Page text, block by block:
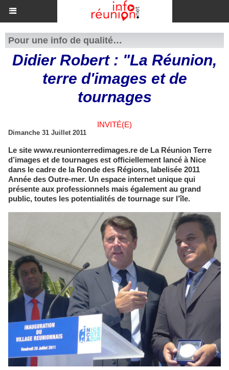
Pour une info de qualité…
Didier Robert : "La Réunion,
terre d'images et de
tournages
INVITÉ(E)
Dimanche 31 Juillet 2011
Le site www.reunionterredimages.re de La Réunion Terre
d’images et de tournages est officiellement lancé à Nice
dans le cadre de la Ronde des Régions, labelisée 2011
Année des Outre-mer. Un espace internet unique qui
présente aux professionnels mais également au grand
public, toutes les potentialités de tournage sur l’île.